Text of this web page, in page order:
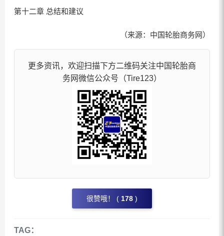
第十二章 总结和建议
（来源：中国轮胎商务网）
更多资讯，欢迎扫描下方二维码关注中国轮胎商
务网微信公众号（Tire123）
很赞哦！ ( 178 )
TAG：